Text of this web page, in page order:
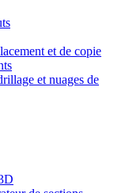
et de copie
et nuages ​​de